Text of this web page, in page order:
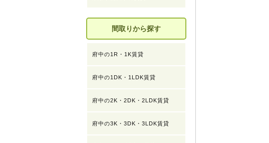
間取りから探す
府中の1R・1K賃貸
府中の1DK・1LDK賃貸
府中の2K・2DK・2LDK賃貸
府中の3K・3DK・3LDK賃貸